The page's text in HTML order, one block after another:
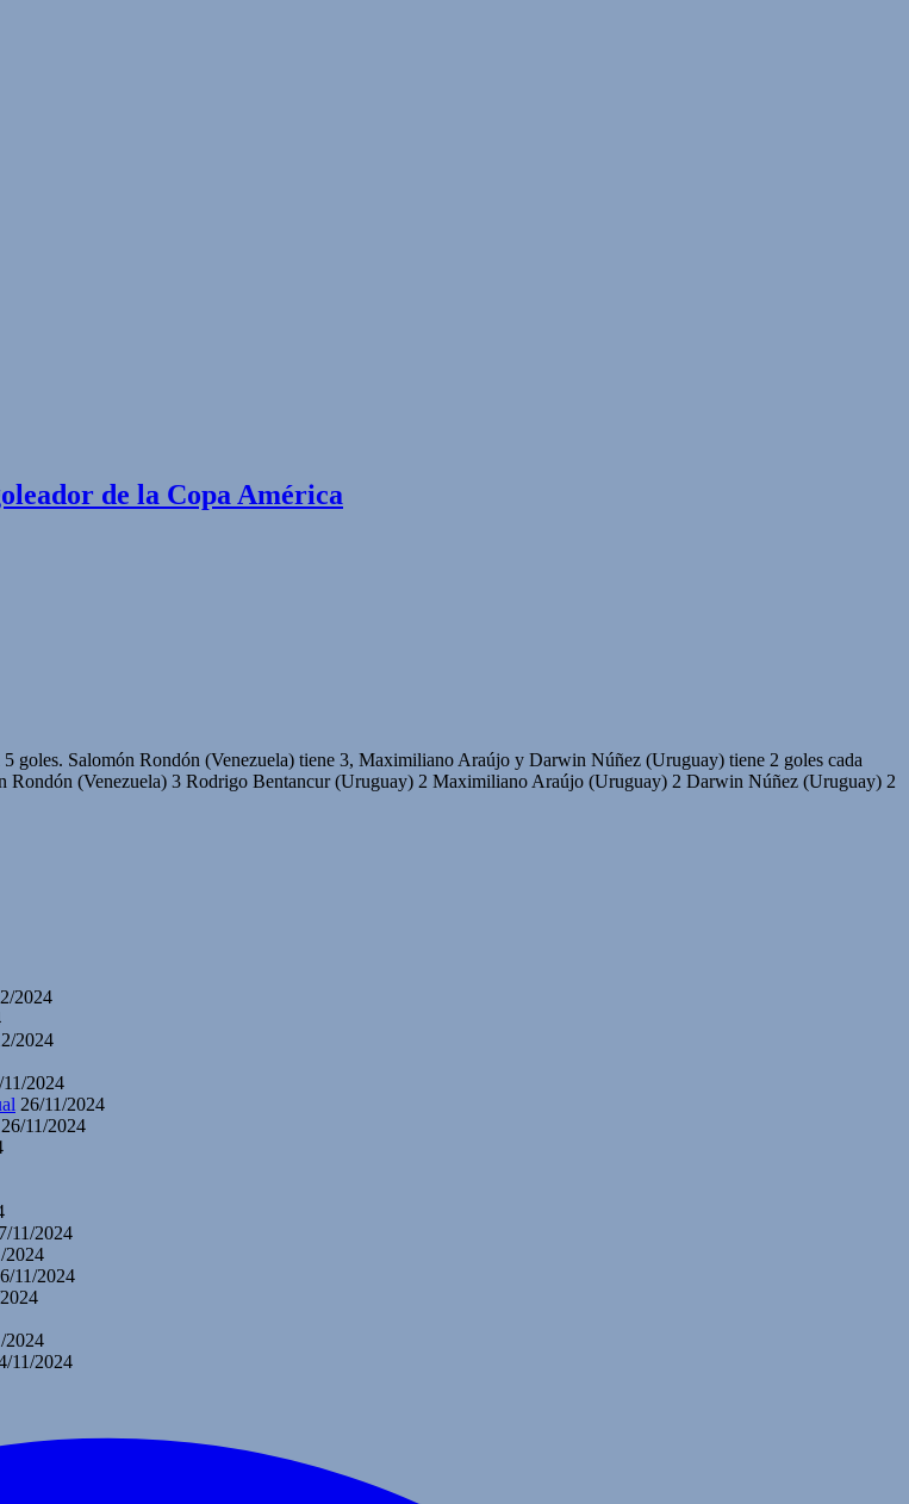
de la Copa América
goles. Salomón Rondón (Venezuela) tiene 3, Maximiliano Araújo y Darwin Núñez (Uruguay) tiene 2 goles cada
(Venezuela) 3 Rodrigo Bentancur (Uruguay) 2 Maximiliano Araújo (Uruguay) 2 Darwin Núñez (Uruguay) 2
2024
2024
11/2024
26/11/2024
26/11/2024
11/2024
2024
11/2024
2024
11/2024